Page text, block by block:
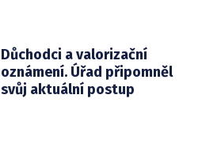
Důchodci a valorizační
oznámení. Úřad připomněl
svůj aktuální postup